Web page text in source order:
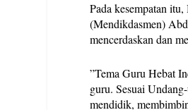
Pada kesempatan
(Mendikdasmen)
mencerdaskan dan
”Tema Guru Hebat
guru. Sesuai
mendidik,